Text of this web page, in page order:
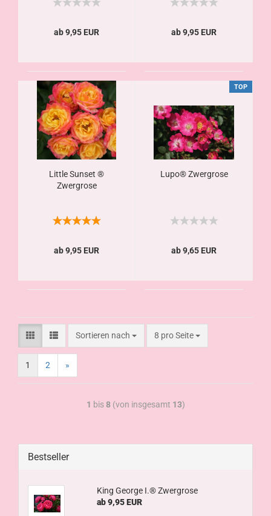
ab 9,95 EUR ab 9,95 EUR
Little Sunset ®
Zwergrose
ab 9,95 EUR
TOP
Lupo® Zwergrose
ab 9,65 EUR
Sortieren nach 8 pro Seite
1 2 »
1 bis8(von insgesamt 13)
Bestseller
King George I.® Zwergrose
ab 9,95 EUR